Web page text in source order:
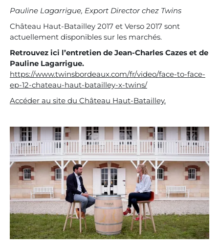
Pauline Lagarrigue, Export Director chez Twins
Château Haut-Batailley 2017 et Verso 2017 sont
actuellement disponibles sur les marchés.
Retrouvez ici l’entretien de Jean-Charles Cazes et de
Pauline Lagarrigue.
https://www.twinsbordeaux.com/fr/video/face-to-face-
ep-12-chateau-haut-batailley-x-twins/
Accéder au site du Château Haut-Batailley.